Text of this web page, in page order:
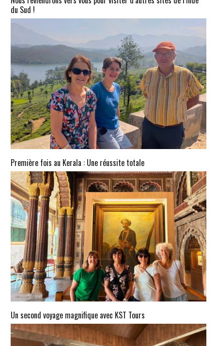
du Sud !
Première fois au Kerala : Une réussite totale
Un second voyage magnifique avec KST Tours